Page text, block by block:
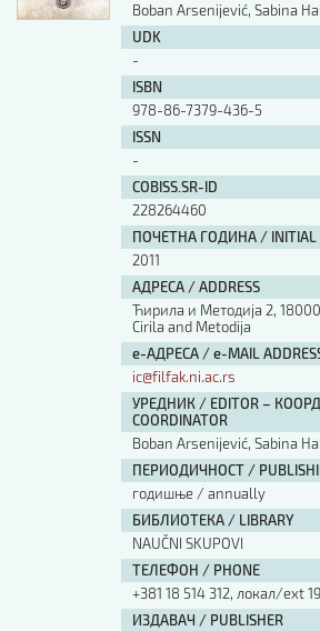
УПУТСТВА
Правилник о издавачкој делатности
Упутство ауторима
Упутство уредницима
Изјава о ауторству
Изјава о лектури
Изјава о коришћењу ауторског дела
Упутство за бирање лиценце
Уговор са аутором
Шаблон прве стране и импресума
Шаблон прве стране и импресума
Шаблон прве стране и импресума
Етички кодекс
ПРЕТРАГА
Наслов или део наслова
Boban Arsenijević, Sabina
UDK
-
ISBN
978-86-7379-436-5
ISSN
-
COBISS.SR-ID
228264460
ПОЧЕТНА ГОДИНА / INITIAL
2011
АДРЕСА / ADDRESS
Ћирила и Методија 2,
Cirila and Metodija
е-АДРЕСА / e-MAIL
ic@filfak.ni.ac.rs
УРЕДНИК / EDITOR –
COORDINATOR
Boban Arsenijević, Sabina
ПЕРИОДИЧНОСТ /
годишње / annually
БИБЛИОТЕКА / LIBRARY
NAUČNI SKUPOVI
ТЕЛЕФОН / PHONE
+381 18 514 312, локал/ext
ИЗДАВАЧ / PUBLISHER